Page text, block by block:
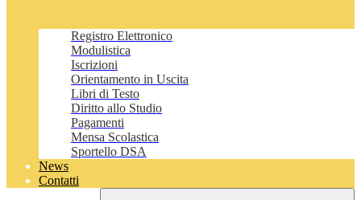
Registro Elettronico
Modulistica
Iscrizioni
Orientamento in Uscita
Libri di Testo
Diritto allo Studio
Pagamenti
Mensa Scolastica
Sportello DSA
News
Contatti